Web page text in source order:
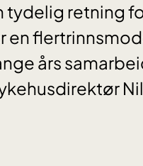
tydelig retning
års